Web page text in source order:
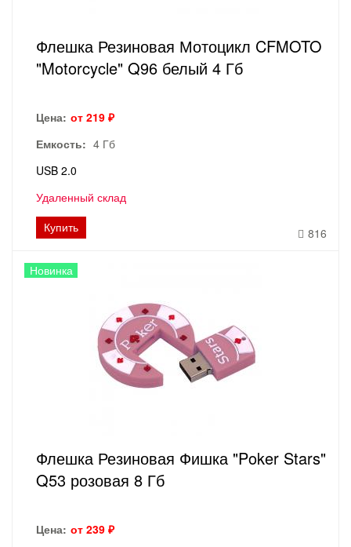
Флешка Резиновая Мотоцикл CFMOTO
"Motorcycle" Q96 белый 4 Гб
Цена: от 219 ₽
Емкость: 4 Гб
USB 2.0
Удаленный склад
Купить
816
Новинка
Флешка Резиновая Фишка "Poker Stars"
Q53 розовая 8 Гб
Цена: от 239 ₽